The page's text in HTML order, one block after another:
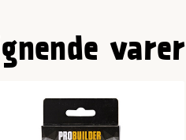
varer